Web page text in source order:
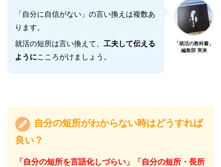
「自分に自信がない」の言い換えは複数あ
ります。
就活の短所は言い換えて、 工夫して伝える
ようにこころがけましょう。
「就活の教科書」
編集部 実来
自分の短所がわからない時はどうすれば
良い？
「自分の短所を言語化しづらい」「自分の短所・長所